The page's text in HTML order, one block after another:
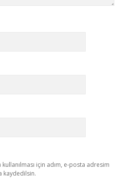
için adım, e-posta adresim
kaydedilsin.